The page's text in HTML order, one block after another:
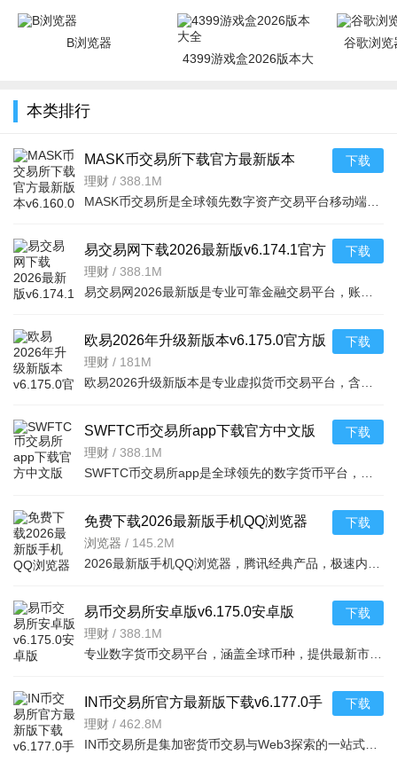
B浏览器
4399游戏盒2026版本大
谷歌浏览
本类排行
MASK币交易所下载官方最新版本
v6.160.0官方版
理财 / 388.1M
下载
易交易网下载2026最新版v6.174.1官方
版
理财 / 388.1M
下载
欧易2026年升级新版本v6.175.0官方版
理财 / 181M
下载
SWFTC币交易所app下载官方中文版
v6.166.0最新版
理财 / 388.1M
下载
免费下载2026最新版手机QQ浏览器
v20.3.7.7035官方安卓版
浏览器 / 145.2M
下载
易币交易所安卓版v6.175.0安卓版
理财 / 388.1M
下载
IN币交易所官方最新版下载v6.177.0手
机版
理财 / 462.8M
下载